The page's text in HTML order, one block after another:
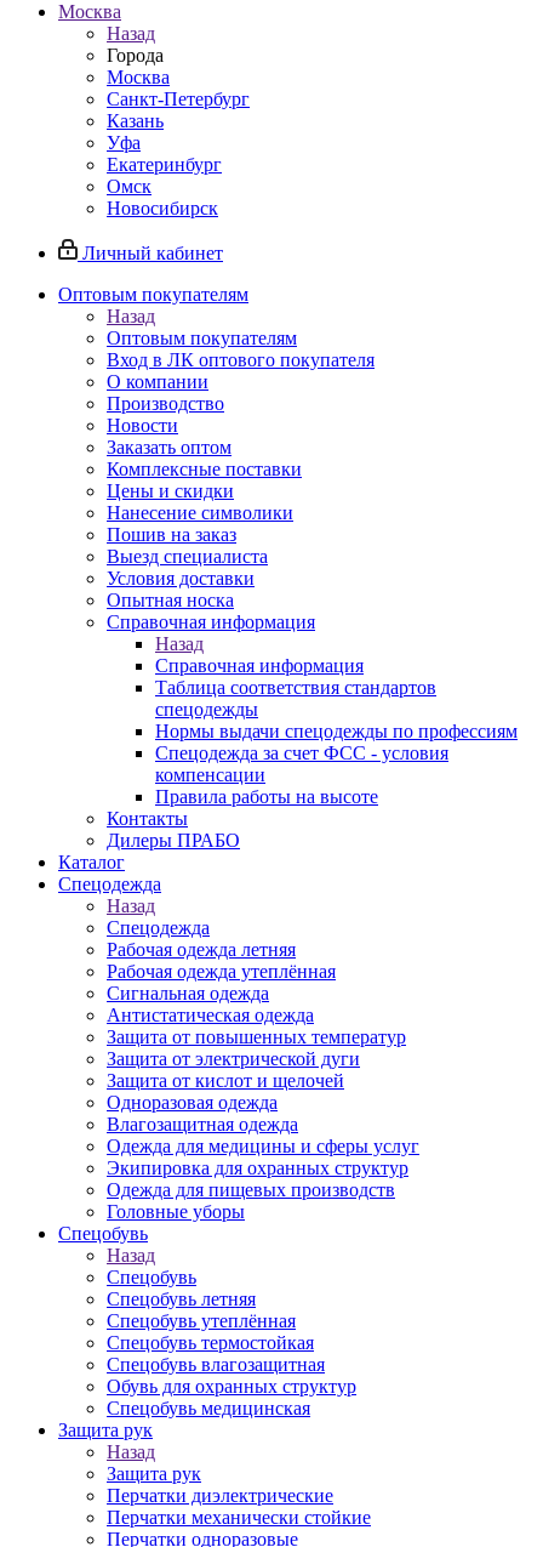
Москва
Назад
Города
Москва
Санкт-Петербург
Казань
Уфа
Екатеринбург
Омск
Новосибирск
Личный кабинет
Оптовым покупателям
Назад
Оптовым покупателям
Вход в ЛК оптового покупателя
О компании
Производство
Новости
Заказать оптом
Комплексные поставки
Цены и скидки
Нанесение символики
Пошив на заказ
Выезд специалиста
Условия доставки
Опытная носка
Справочная информация
Назад
Справочная информация
Таблица соответствия стандартов
спецодежды
Нормы выдачи спецодежды по профессиям
Спецодежда за счет ФСС - условия
компенсации
Правила работы на высоте
Контакты
Дилеры ПРАБО
Каталог
Спецодежда
Назад
Спецодежда
Рабочая одежда летняя
Рабочая одежда утеплённая
Сигнальная одежда
Антистатическая одежда
Защита от повышенных температур
Защита от электрической дуги
Защита от кислот и щелочей
Одноразовая одежда
Влагозащитная одежда
Одежда для медицины и сферы услуг
Экипировка для охранных структур
Одежда для пищевых производств
Головные уборы
Спецобувь
Назад
Спецобувь
Спецобувь летняя
Спецобувь утеплённая
Спецобувь термостойкая
Спецобувь влагозащитная
Обувь для охранных структур
Спецобувь медицинская
Защита рук
Назад
Защита рук
Перчатки диэлектрические
Перчатки механически стойкие
Перчатки одноразовые